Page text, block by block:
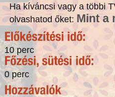
Ha kíváncsi vagy a többi
olvashatod őket: Mint a
10 perc
0 perc